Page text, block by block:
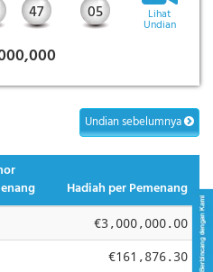
47 05 Lihat
Undian
Undian sebelumnya
Hadiah per Pemenang
€3,000,000.00
€161,876.30